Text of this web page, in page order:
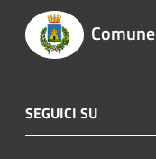
SEGUICI SU